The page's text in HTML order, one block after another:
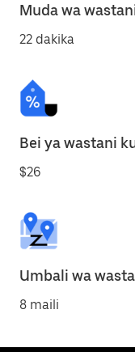
Muda wa
22 dakika
Bei ya wastani
$26
Umbali wa
8 maili